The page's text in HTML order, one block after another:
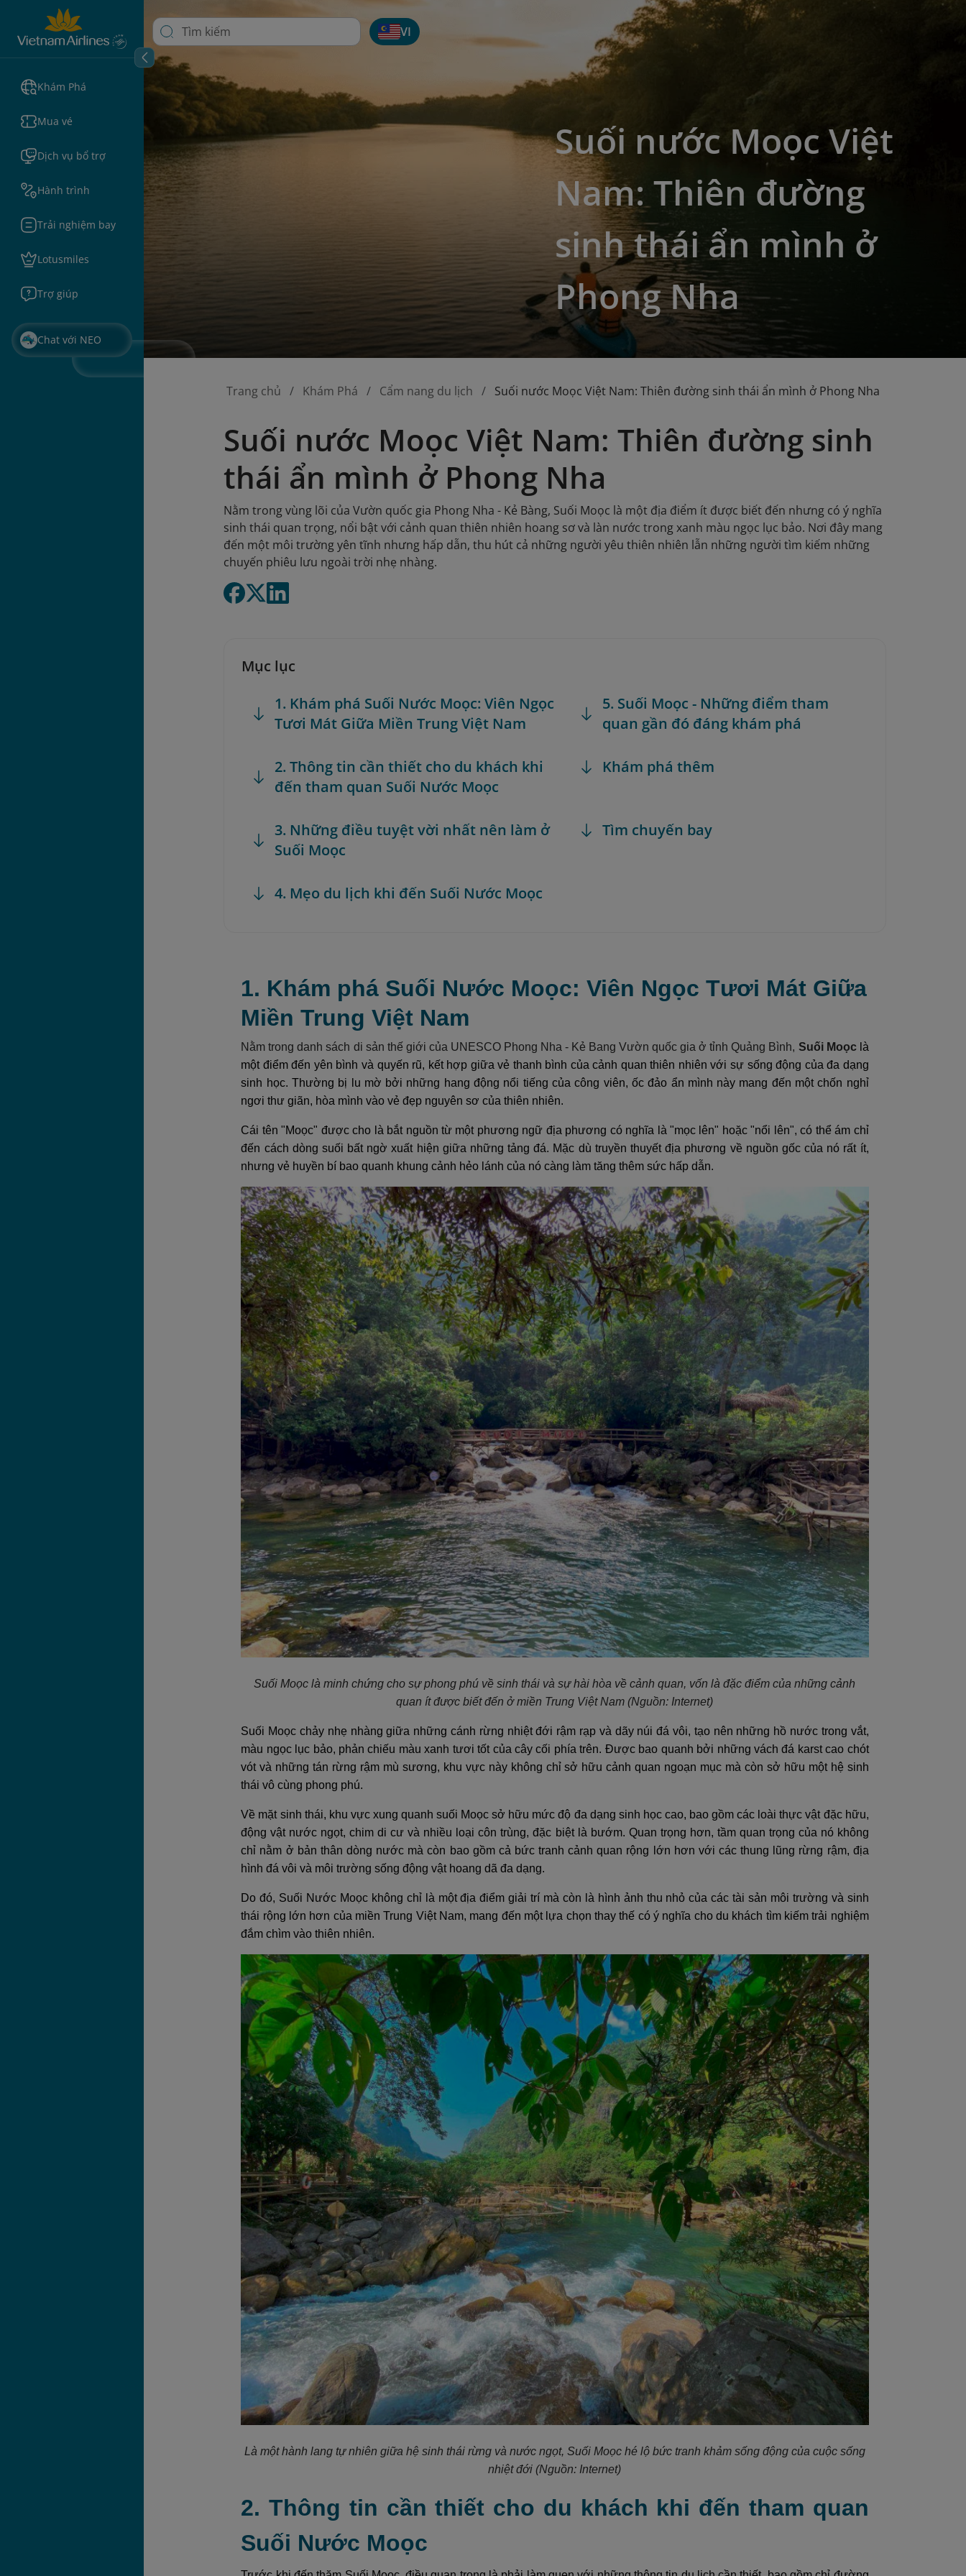
Khám Phá
Mua vé
Dịch vụ bổ trợ
Hành trình
Trải nghiệm bay
Lotusmiles
Trợ giúp
Chat với NEO
VI
Suối nước Moọc Việt
Nam: Thiên đường
sinh thái ẩn mình ở
Phong Nha
Trang chủ Khám Phá Cẩm nang du lịch Suối nước Moọc Việt Nam: Thiên đường sinh thái ẩn mình ở Phong Nha
Suối nước Moọc Việt Nam: Thiên đường sinh
thái ẩn mình ở Phong Nha
Nằm trong vùng lõi của Vườn quốc gia Phong Nha - Kẻ Bàng, Suối Moọc là một địa điểm ít được biết đến nhưng có ý nghĩa
sinh thái quan trọng, nổi bật với cảnh quan thiên nhiên hoang sơ và làn nước trong xanh màu ngọc lục bảo. Nơi đây mang
đến một môi trường yên tĩnh nhưng hấp dẫn, thu hút cả những người yêu thiên nhiên lẫn những người tìm kiếm những
chuyến phiêu lưu ngoài trời nhẹ nhàng.
Mục lục
1. Khám phá Suối Nước Moọc: Viên Ngọc
Tươi Mát Giữa Miền Trung Việt Nam
2. Thông tin cần thiết cho du khách khi
đến tham quan Suối Nước Moọc
3. Những điều tuyệt vời nhất nên làm ở
Suối Moọc
4. Mẹo du lịch khi đến Suối Nước Moọc
5. Suối Moọc - Những điểm tham
quan gần đó đáng khám phá
Khám phá thêm
Tìm chuyến bay
1. Khám phá Suối Nước Moọc: Viên Ngọc Tươi Mát Giữa
Miền Trung Việt Nam
Nằm trong danh sách di sản thế giới của UNESCO Phong Nha - Kẻ Bang Vườn quốc gia ở tỉnh Quảng Bình, Suối Moọc là
một điểm đến yên bình và quyến rũ, kết hợp giữa vẻ thanh bình của cảnh quan thiên nhiên với sự sống động của đa dạng
sinh học. Thường bị lu mờ bởi những hang động nổi tiếng của công viên, ốc đảo ẩn mình này mang đến một chốn nghỉ
ngơi thư giãn, hòa mình vào vẻ đẹp nguyên sơ của thiên nhiên.
Cái tên "Moọc" được cho là bắt nguồn từ một phương ngữ địa phương có nghĩa là "mọc lên" hoặc "nổi lên", có thể ám chỉ
đến cách dòng suối bất ngờ xuất hiện giữa những tảng đá. Mặc dù truyền thuyết địa phương về nguồn gốc của nó rất ít,
nhưng vẻ huyền bí bao quanh khung cảnh hẻo lánh của nó càng làm tăng thêm sức hấp dẫn.
Suối Moọc là minh chứng cho sự phong phú về sinh thái và sự hài hòa về cảnh quan, vốn là đặc điểm của những cảnh
quan ít được biết đến ở miền Trung Việt Nam(Nguồn: Internet)
Suối Moọc chảy nhẹ nhàng giữa những cánh rừng nhiệt đới rậm rạp và dãy núi đá vôi, tạo nên những hồ nước trong vắt,
màu ngọc lục bảo, phản chiếu màu xanh tươi tốt của cây cối phía trên. Được bao quanh bởi những vách đá karst cao chót
vót và những tán rừng rậm mù sương, khu vực này không chỉ sở hữu cảnh quan ngoạn mục mà còn sở hữu một hệ sinh
thái vô cùng phong phú.
Về mặt sinh thái, khu vực xung quanh suối Moọc sở hữu mức độ đa dạng sinh học cao, bao gồm các loài thực vật đặc hữu,
động vật nước ngọt, chim di cư và nhiều loại côn trùng, đặc biệt là bướm. Quan trọng hơn, tầm quan trọng của nó không
chỉ nằm ở bản thân dòng nước mà còn bao gồm cả bức tranh cảnh quan rộng lớn hơn với các thung lũng rừng rậm, địa
hình đá vôi và môi trường sống động vật hoang dã đa dạng.
Do đó, Suối Nước Moọc không chỉ là một địa điểm giải trí mà còn là hình ảnh thu nhỏ của các tài sản môi trường và sinh
thái rộng lớn hơn của miền Trung Việt Nam, mang đến một lựa chọn thay thế có ý nghĩa cho du khách tìm kiếm trải nghiệm
đắm chìm vào thiên nhiên.
Là một hành lang tự nhiên giữa hệ sinh thái rừng và nước ngọt, Suối Moọc hé lộ bức tranh khảm sống động của cuộc sống
nhiệt đới(Nguồn: Internet)
2. Thông tin cần thiết cho du khách khi đến tham quan
Suối Nước Moọc